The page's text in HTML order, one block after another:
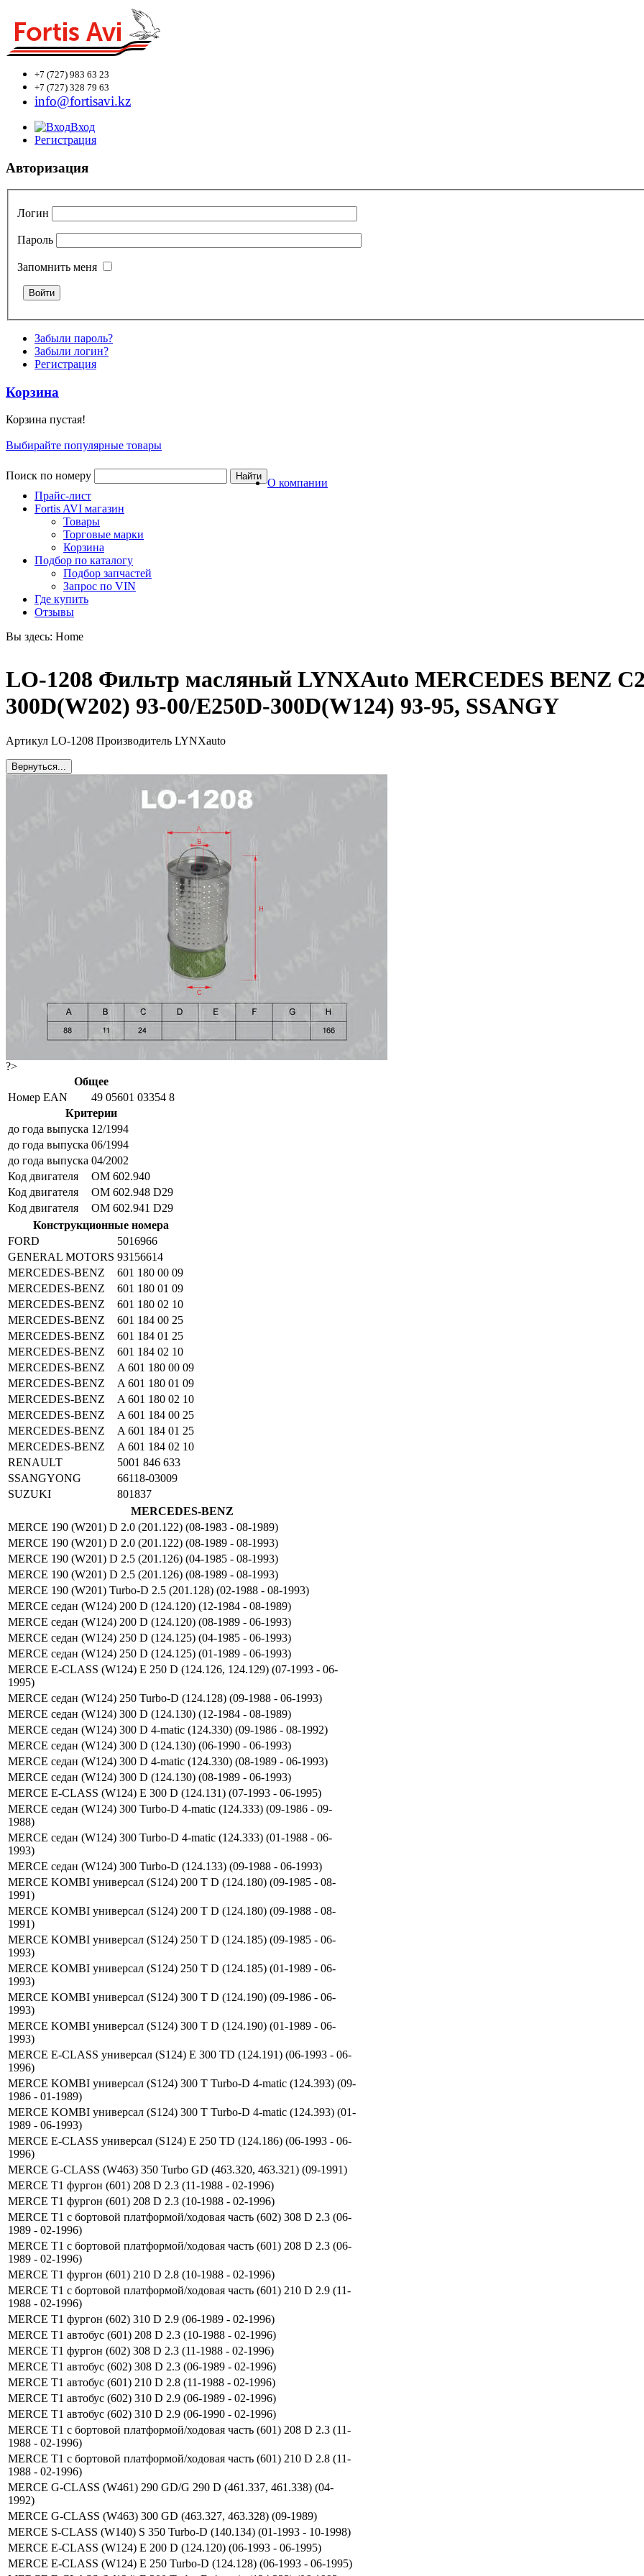
+7 (727) 983 63 23
+7 (727) 328 79 63
info@fortisavi.kz
Вход
Регистрация
Авторизация
Логин
Пароль
Запомнить меня
Забыли пароль?
Забыли логин?
Регистрация
Корзина
Корзина пустая!
Выбирайте популярные товары
Поиск по номеру
О компании
Прайс-лист
Fortis AVI магазин
Товары
Торговые марки
Корзина
Подбор по каталогу
Подбор запчастей
Запрос по VIN
Где купить
Отзывы
Вы здесь: Home
LO-1208 Фильтр масляный LYNXAuto MERCEDES BENZ
300D(W202) 93-00/E250D-300D(W124) 93-95, SSANGY
Артикул LO-1208 Производитель LYNXauto
Вернуться...
?>
Общее
Номер EAN
49 05601 03354 8
Критерии
до года выпуска 12/1994
до года выпуска 06/1994
до года выпуска 04/2002
Код двигателя
OM 602.940
Код двигателя
OM 602.948 D29
Код двигателя
OM 602.941 D29
Конструкционные номера
FORD
5016966
GENERAL MOTORS 93156614
MERCEDES-BENZ
601 180 00 09
MERCEDES-BENZ
601 180 01 09
MERCEDES-BENZ
601 180 02 10
MERCEDES-BENZ
601 184 00 25
MERCEDES-BENZ
601 184 01 25
MERCEDES-BENZ
601 184 02 10
MERCEDES-BENZ
A 601 180 00 09
MERCEDES-BENZ
A 601 180 01 09
MERCEDES-BENZ
A 601 180 02 10
MERCEDES-BENZ
A 601 184 00 25
MERCEDES-BENZ
A 601 184 01 25
MERCEDES-BENZ
A 601 184 02 10
RENAULT
5001 846 633
SSANGYONG
66118-03009
SUZUKI
801837
MERCEDES-BENZ
MERCE 190 (W201) D 2.0 (201.122) (08-1983 - 08-1989)
MERCE 190 (W201) D 2.0 (201.122) (08-1989 - 08-1993)
MERCE 190 (W201) D 2.5 (201.126) (04-1985 - 08-1993)
MERCE 190 (W201) D 2.5 (201.126) (08-1989 - 08-1993)
MERCE 190 (W201) Turbo-D 2.5 (201.128) (02-1988 - 08-1993)
MERCE седан (W124) 200 D (124.120) (12-1984 - 08-1989)
MERCE седан (W124) 200 D (124.120) (08-1989 - 06-1993)
MERCE седан (W124) 250 D (124.125) (04-1985 - 06-1993)
MERCE седан (W124) 250 D (124.125) (01-1989 - 06-1993)
MERCE E-CLASS (W124) E 250 D (124.126, 124.129) (07-1993 - 06-
1995)
MERCE седан (W124) 250 Turbo-D (124.128) (09-1988 - 06-1993)
MERCE седан (W124) 300 D (124.130) (12-1984 - 08-1989)
MERCE седан (W124) 300 D 4-matic (124.330) (09-1986 - 08-1992)
MERCE седан (W124) 300 D (124.130) (06-1990 - 06-1993)
MERCE седан (W124) 300 D 4-matic (124.330) (08-1989 - 06-1993)
MERCE седан (W124) 300 D (124.130) (08-1989 - 06-1993)
MERCE E-CLASS (W124) E 300 D (124.131) (07-1993 - 06-1995)
MERCE седан (W124) 300 Turbo-D 4-matic (124.333) (09-1986 - 09-
1988)
MERCE седан (W124) 300 Turbo-D 4-matic (124.333) (01-1988 - 06-
1993)
MERCE седан (W124) 300 Turbo-D (124.133) (09-1988 - 06-1993)
MERCE KOMBI универсал (S124) 200 T D (124.180) (09-1985 - 08-
1991)
MERCE KOMBI универсал (S124) 200 T D (124.180) (09-1988 - 08-
1991)
MERCE KOMBI универсал (S124) 250 T D (124.185) (09-1985 - 06-
1993)
MERCE KOMBI универсал (S124) 250 T D (124.185) (01-1989 - 06-
1993)
MERCE KOMBI универсал (S124) 300 T D (124.190) (09-1986 - 06-
1993)
MERCE KOMBI универсал (S124) 300 T D (124.190) (01-1989 - 06-
1993)
MERCE E-CLASS универсал (S124) E 300 TD (124.191) (06-1993 - 06-
1996)
MERCE KOMBI универсал (S124) 300 T Turbo-D 4-matic (124.393) (09-
1986 - 01-1989)
MERCE KOMBI универсал (S124) 300 T Turbo-D 4-matic (124.393) (01-
1989 - 06-1993)
MERCE E-CLASS универсал (S124) E 250 TD (124.186) (06-1993 - 06-
1996)
MERCE G-CLASS (W463) 350 Turbo GD (463.320, 463.321) (09-1991)
MERCE T1 фургон (601) 208 D 2.3 (11-1988 - 02-1996)
MERCE T1 фургон (601) 208 D 2.3 (10-1988 - 02-1996)
MERCE T1 c бортовой платформой/ходовая часть (602) 308 D 2.3 (06-
1989 - 02-1996)
MERCE T1 c бортовой платформой/ходовая часть (601) 208 D 2.3 (06-
1989 - 02-1996)
MERCE T1 фургон (601) 210 D 2.8 (10-1988 - 02-1996)
MERCE T1 c бортовой платформой/ходовая часть (601) 210 D 2.9 (11-
1988 - 02-1996)
MERCE T1 фургон (602) 310 D 2.9 (06-1989 - 02-1996)
MERCE T1 автобус (601) 208 D 2.3 (10-1988 - 02-1996)
MERCE T1 фургон (602) 308 D 2.3 (11-1988 - 02-1996)
MERCE T1 автобус (602) 308 D 2.3 (06-1989 - 02-1996)
MERCE T1 автобус (601) 210 D 2.8 (11-1988 - 02-1996)
MERCE T1 автобус (602) 310 D 2.9 (06-1989 - 02-1996)
MERCE T1 автобус (602) 310 D 2.9 (06-1990 - 02-1996)
MERCE T1 c бортовой платформой/ходовая часть (601) 208 D 2.3 (11-
1988 - 02-1996)
MERCE T1 c бортовой платформой/ходовая часть (601) 210 D 2.8 (11-
1988 - 02-1996)
MERCE G-CLASS (W461) 290 GD/G 290 D (461.337, 461.338) (04-
1992)
MERCE G-CLASS (W463) 300 GD (463.327, 463.328) (09-1989)
MERCE S-CLASS (W140) S 350 Turbo-D (140.134) (01-1993 - 10-1998)
MERCE E-CLASS (W124) E 200 D (124.120) (06-1993 - 06-1995)
MERCE E-CLASS (W124) E 250 Turbo-D (124.128) (06-1993 - 06-1995)